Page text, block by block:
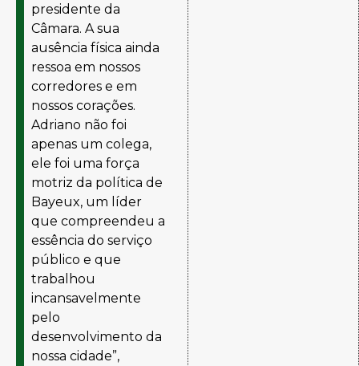
presidente da
Câmara. A sua
ausência física ainda
ressoa em nossos
corredores e em
nossos corações.
Adriano não foi
apenas um colega,
ele foi uma força
motriz da política de
Bayeux, um líder
que compreendeu a
essência do serviço
público e que
trabalhou
incansavelmente
pelo
desenvolvimento da
nossa cidade”,